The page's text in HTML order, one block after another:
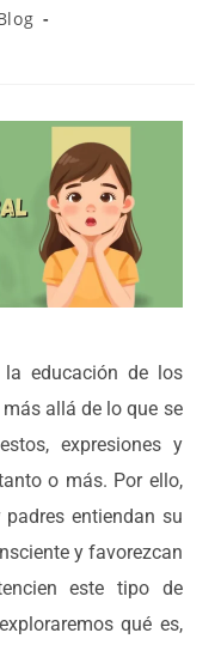
educación de los
allá de lo que se
expresiones y
o más. Por ello,
entiendan su
y favorezcan
este tipo de
qué es,